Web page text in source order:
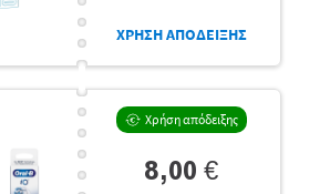
ΧΡΗΣΗ ΑΠΟΔΕΙΞΗΣ
Χρήση απόδειξης
8,00 €